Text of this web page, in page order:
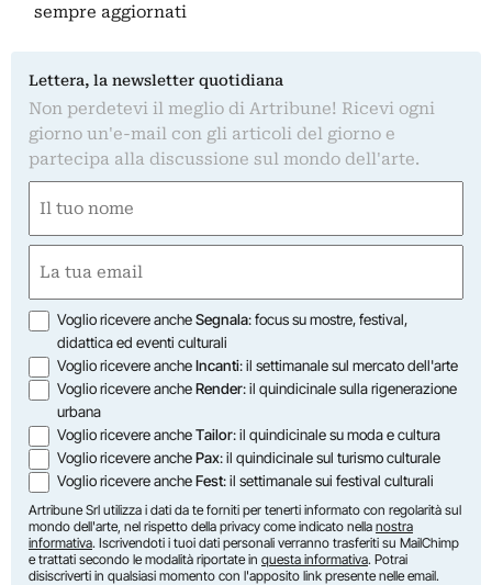
sempre aggiornati
Lettera, la newsletter quotidiana
Non perdetevi il meglio di Artribune! Ricevi ogni
giorno un'e-mail con gli articoli del giorno e
partecipa alla discussione sul mondo dell'arte.
(Obbligatorio)
Nome
(Obbligatorio)
Opzioni
Voglio ricevere ancheSegnala: focus su mostre, festival,
didattica ed eventi culturali
Voglio ricevere ancheIncanti: il settimanale sul mercato dell'arte
Voglio ricevere ancheRender: il quindicinale sulla rigenerazione
urbana
Voglio ricevere ancheTailor: il quindicinale su moda e cultura
Voglio ricevere anchePax: il quindicinale sul turismo culturale
Voglio ricevere ancheFest: il settimanale sui festival culturali
Artribune Srl utilizza i dati da te forniti per tenerti informato con regolarità sul
mondo dell'arte, nel rispetto della privacy come indicato nella nostra
informativa. Iscrivendoti i tuoi dati personali verranno trasferiti su MailChimp
e trattati secondo le modalità riportate in questa informativa. Potrai
disiscriverti in qualsiasi momento con l'apposito link presente nelle email.